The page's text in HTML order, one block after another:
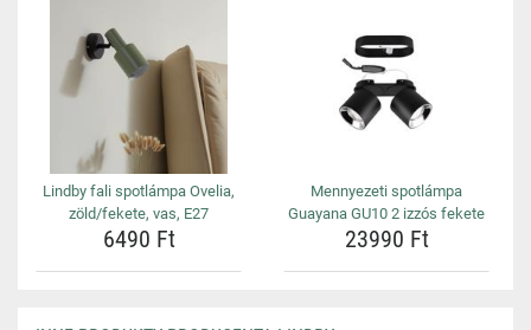
Lindby fali spotlámpa Ovelia,
zöld/fekete, vas, E27
6490 Ft
Mennyezeti spotlámpa
Guayana GU10 2 izzós fekete
23990 Ft